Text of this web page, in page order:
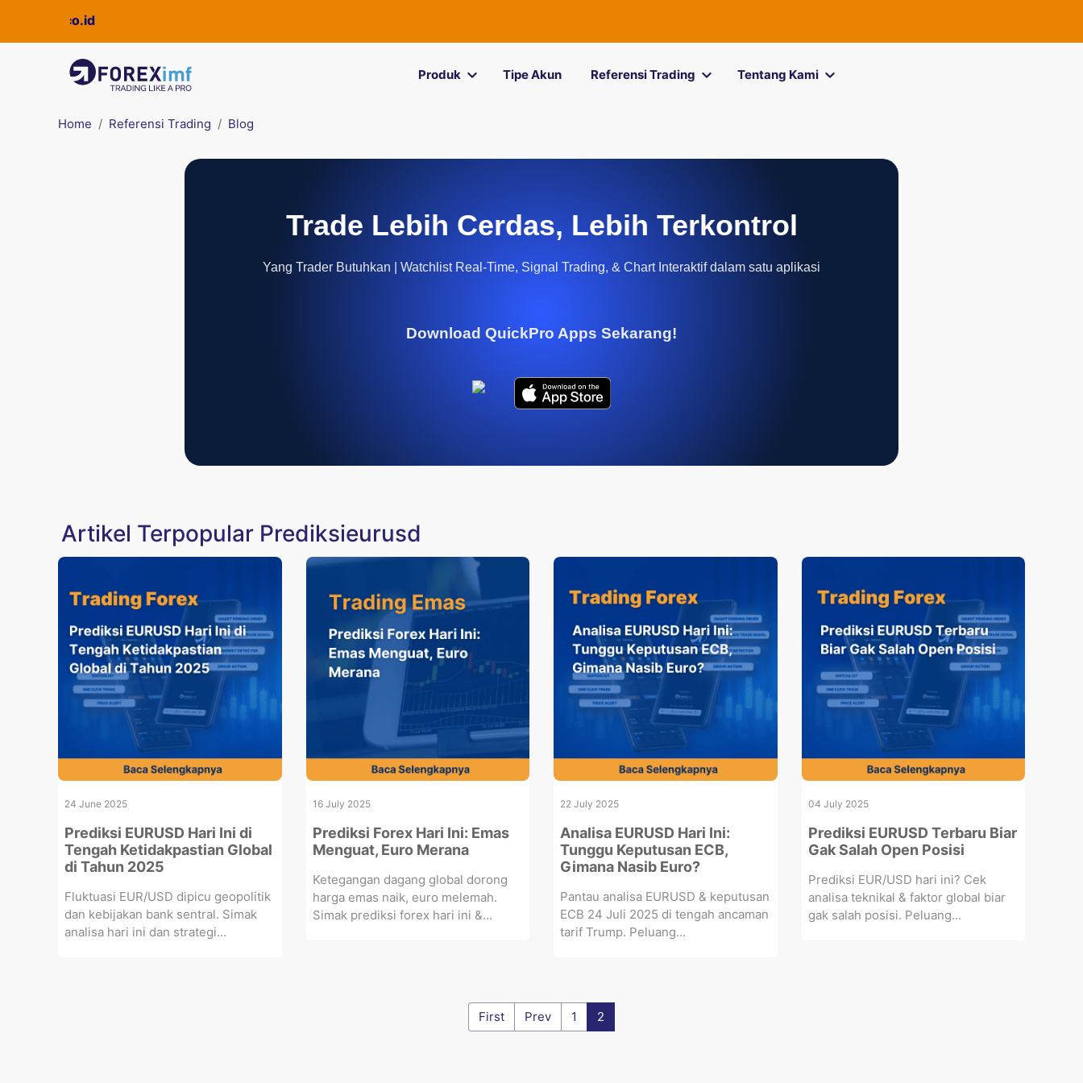
Produk Tipe Akun Referensi Trading Tentang Kami
Home Referensi Trading Blog
Trade Lebih Cerdas, Lebih Terkontrol
Yang Trader Butuhkan | Watchlist Real-Time, Signal Trading, & Chart Interaktif dalam satu aplikasi
Download QuickPro Apps Sekarang!
Artikel Terpopular Prediksieurusd
24 June 2025
Prediksi EURUSD Hari Ini di
Tengah Ketidakpastian Global
di Tahun 2025
Fluktuasi EUR/USD dipicu geopolitik
dan kebijakan bank sentral. Simak
analisa hari ini dan strategi...
16 July 2025
Prediksi Forex Hari Ini: Emas
Menguat, Euro Merana
Ketegangan dagang global dorong
harga emas naik, euro melemah.
Simak prediksi forex hari ini &...
22 July 2025
Analisa EURUSD Hari Ini:
Tunggu Keputusan ECB,
Gimana Nasib Euro?
Pantau analisa EURUSD & keputusan
ECB 24 Juli 2025 di tengah ancaman
tarif Trump. Peluang...
04 July 2025
Prediksi EURUSD Terbaru Biar
Gak Salah Open Posisi
Prediksi EUR/USD hari ini? Cek
analisa teknikal & faktor global biar
gak salah posisi. Peluang...
First Prev 1 2